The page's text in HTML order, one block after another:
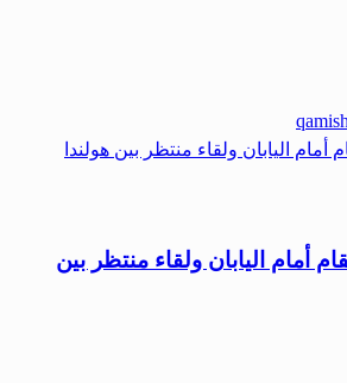
أمام اليابان ولقاء منتظر بين